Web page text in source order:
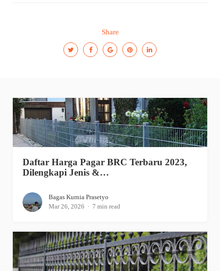
Share
Daftar Harga Pagar BRC Terbaru 2023,
Dilengkapi Jenis &…
Bagas Kurnia Prasetyo
Mar 26, 2026
7 min read